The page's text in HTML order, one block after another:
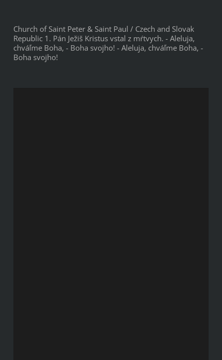
Church of Saint Peter & Saint Paul / Czech and Slovak
Republic 1. Pán Ježiš Kristus vstal z mŕtvych. - Aleluja,
chváľme Boha, - Boha svojho! - Aleluja, chváľme Boha, -
Boha svojho!